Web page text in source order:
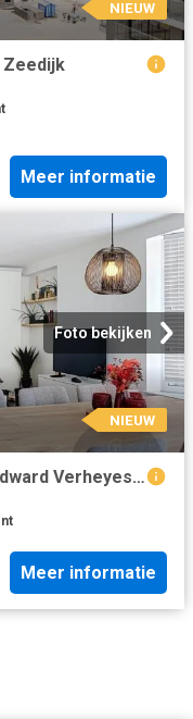
NIEUW
Zeedijk
Meer informatie
Foto bekijken
NIEUW
à vendre Appartement Knokke Edward Verheyestraat
Meer informatie